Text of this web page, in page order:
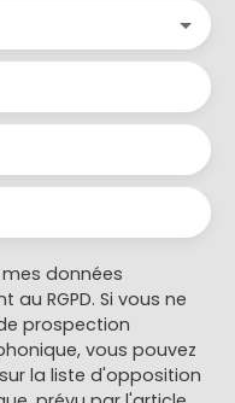
données
RGPD. Si vous ne
prospection
vous pouvez
la liste d'opposition